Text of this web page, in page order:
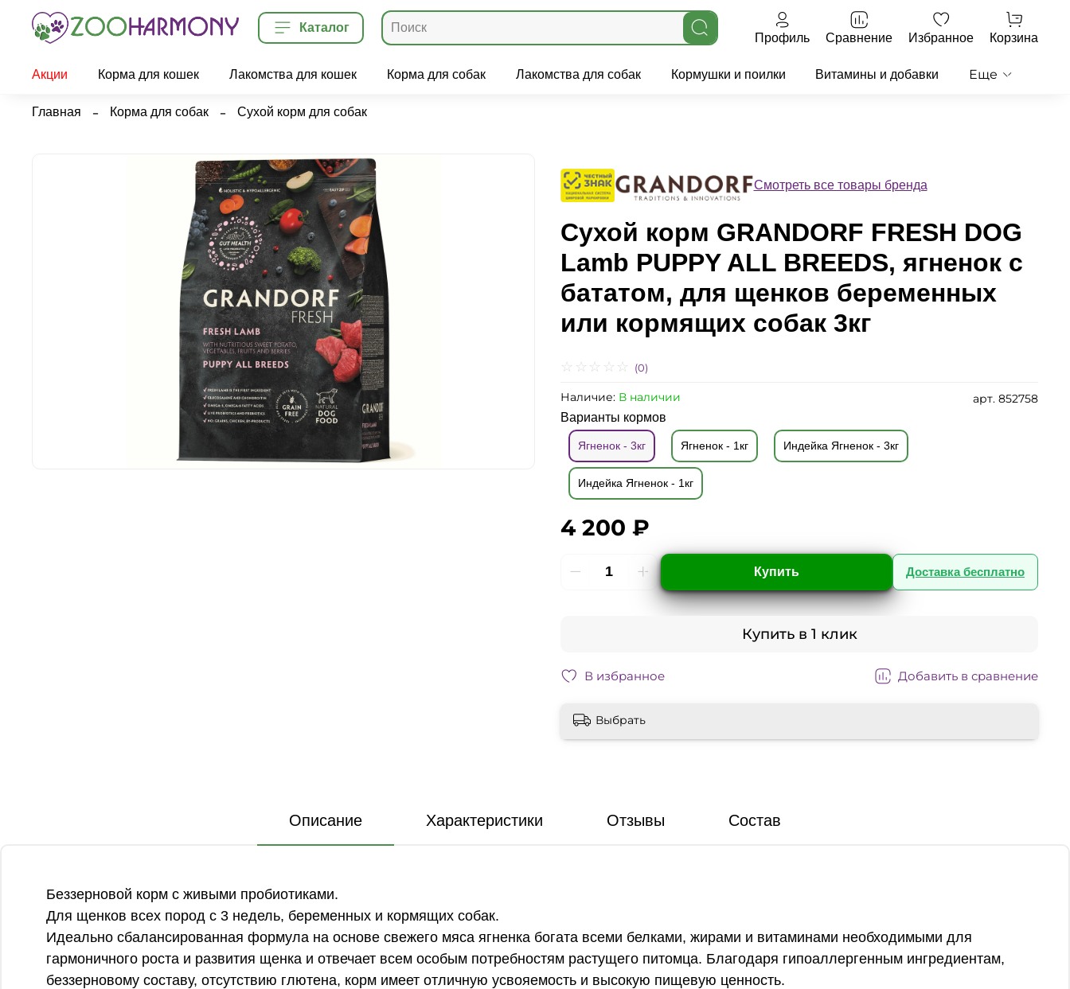
Каталог
Профиль Сравнение Избранное Корзина
Акции Корма для кошек Лакомства для кошек Корма для собак Лакомства для собак Кормушки и поилки Витамины и добавки Еще
Главная Корма для собак Сухой корм для собак
(0)
арт. 852758
Наличие: В наличии
Смотреть все товары бренда
Сухой корм GRANDORF FRESH DOG
Lamb PUPPY ALL BREEDS, ягненок с
бататом, для щенков беременных
или кормящих собак 3кг
Варианты кормов
Ягненок - 3кг Ягненок - 1кг Индейка Ягненок - 3кг
Индейка Ягненок - 1кг
4 200 ₽
Купить Доставка бесплатно
Купить в 1 клик
В избранное Добавить в сравнение
Выбрать
Описание Характеристики Отзывы Состав
Беззерновой корм с живыми пробиотиками.
Для щенков всех пород с 3 недель, беременных и кормящих собак.
Идеально сбалансированная формула на основе свежего мяса ягненка богата всеми белками, жирами и витаминами необходимыми для
гармоничного роста и развития щенка и отвечает всем особым потребностям растущего питомца. Благодаря гипоаллергенным ингредиентам,
беззерновому составу, отсутствию глютена, корм имеет отличную усвояемость и высокую пищевую ценность.